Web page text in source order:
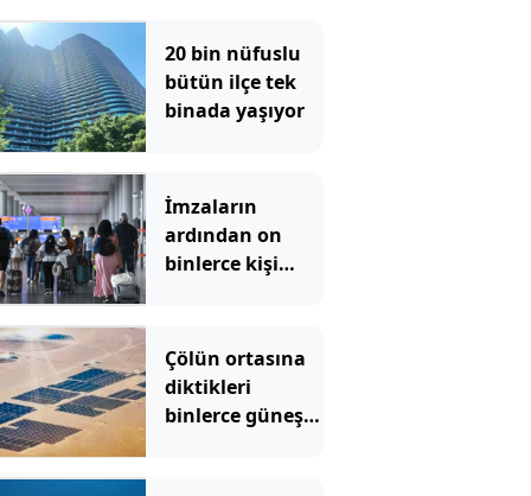
20 bin nüfuslu
bütün ilçe tek
binada yaşıyor
İmzaların
ardından on
binlerce kişi
etti
Çölün ortasına
diktikleri
binlerce güneş